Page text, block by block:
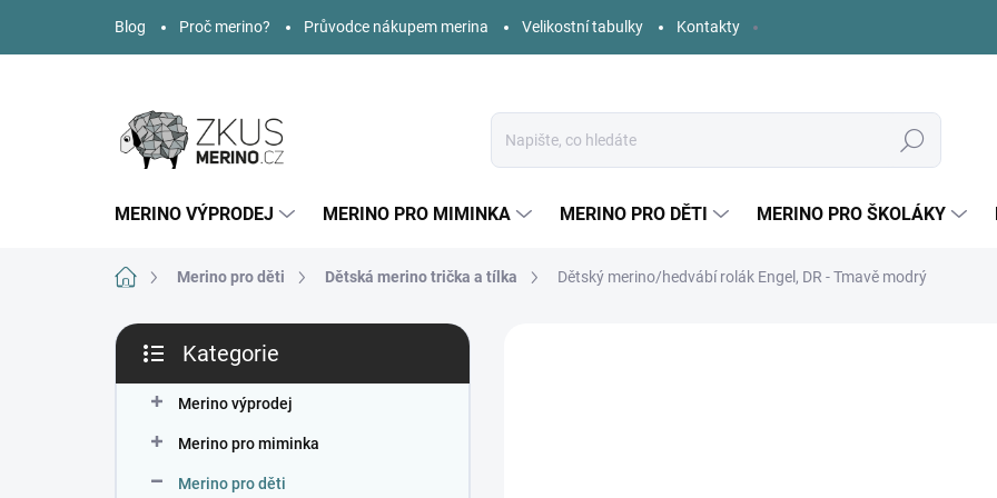
obsah
Blog Proč merino? Průvodce nákupem merina Velikostní tabulky Kontakty
Hledat
MERINO VÝPRODEJ MERINO PRO MIMINKA MERINO PRO DĚTI MERINO PRO ŠKOLÁKY
Domů Merino pro děti Dětská merino trička a tílka Dětský merino/hedvábí rolák Engel, DR - Tmavě modrý
P
s
kategorie
Kategorie
Merino výprodej
Merino pro miminka
Merino pro děti